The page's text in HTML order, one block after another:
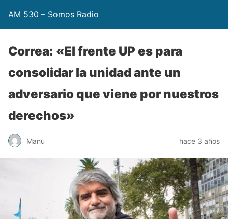
AM 530 – Somos Radio
Correa: «El frente UP es para
consolidar la unidad ante un
adversario que viene por nuestros
derechos»
Manu hace 3 años